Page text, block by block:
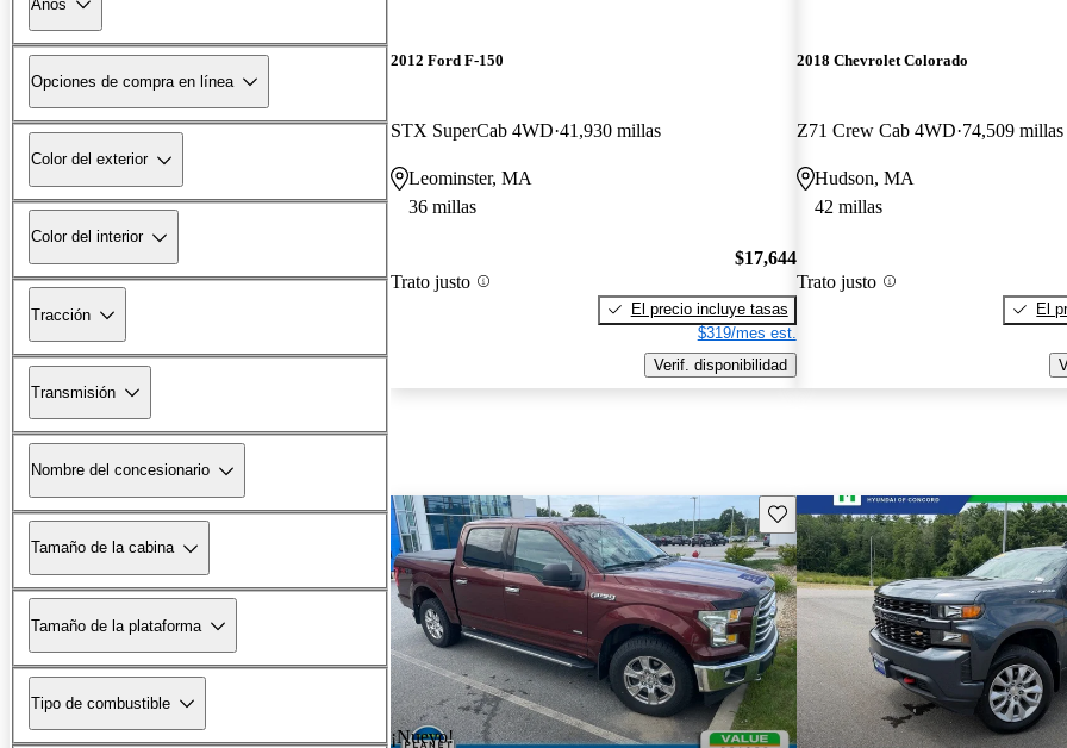
Años
Opciones de compra en línea
Color del exterior
Color del interior
Tracción
Transmisión
Nombre del concesionario
Tamaño de la cabina
Tamaño de la plataforma
Tipo de combustible
2012 Ford F-150
STX SuperCab 4WD 41,930 millas
Leominster, MA
36 millas
Trato justo
$17,644
El precio incluye tasas
$319/mes est.
Verif. disponibilidad
2018 Chevrolet Colorado
Z71 Crew Cab 4WD 74,509 millas
Hudson, MA
42 millas
Trato justo
El
¡Nuevo!
Guarda este Aviso